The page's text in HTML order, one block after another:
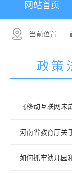
网站首页
当前位置
政策
《移动互联网
河南省教育厅关
如何抓牢幼儿园